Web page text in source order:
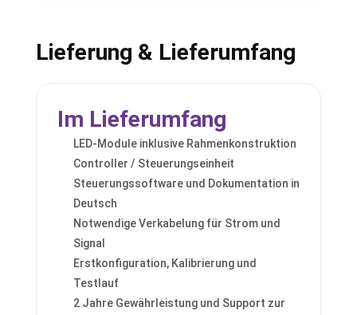
Lieferung & Lieferumfang
Im Lieferumfang
LED-Module inklusive Rahmenkonstruktion
Controller / Steuerungseinheit
Steuerungssoftware und Dokumentation in
Deutsch
Notwendige Verkabelung für Strom und
Signal
Erstkonfiguration, Kalibrierung und
Testlauf
2 Jahre Gewährleistung und Support zur